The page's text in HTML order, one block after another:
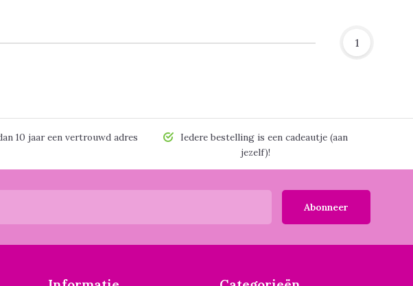
1
10 jaar een vertrouwd adres
Iedere bestelling is een cadeautje (aan
jezelf)!
Abonneer